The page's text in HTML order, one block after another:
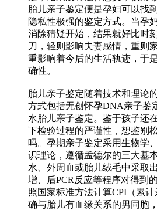
胎儿亲子鉴定便是孕妇可以找
隐私性极强的鉴定方式。当孕
消除猜疑开始，结果就好比时
刀，轻则影响夫妻感情，重则
重影响着今后的生活轨迹，于
确性。
胎儿亲子鉴定随着技术和理论
方式包括无创怀孕DNA亲子鉴
水胎儿亲子鉴定。鉴于孩子还
下检验过程的严谨性，想鉴别
吗。孕期亲子鉴定采用生物学
识理论，遵循孟德尔的三大基
水、外周血或胎儿绒毛中采取
增、后PCR反应等程序对得到
照国家标准方法计算CPI（累
确与胎儿有血缘关系的男同胞